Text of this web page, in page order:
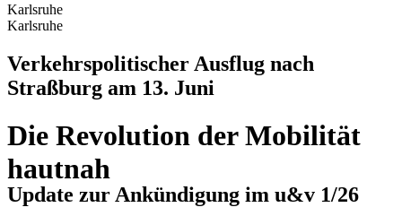
Karlsruhe
Karlsruhe
Verkehrspolitischer Ausflug nach
Straßburg am 13. Juni
Die Revolution der Mobilität
hautnah
Update zur Ankündigung im u&v 1/26